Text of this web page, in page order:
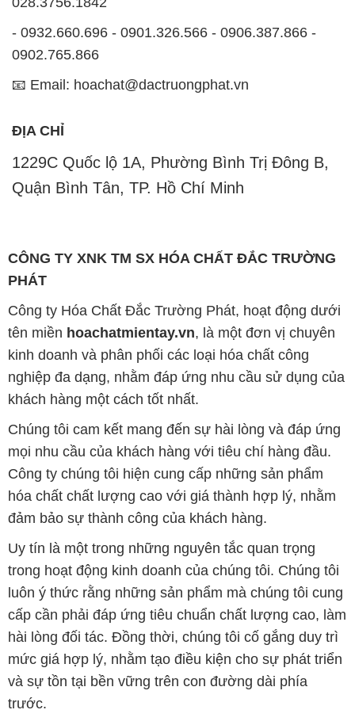
- 0932.660.696 - 0901.326.566 - 0906.387.866 -
0902.765.866
📧 Email: hoachat@dactruongphat.vn
ĐỊA CHỈ
1229C Quốc lộ 1A, Phường Bình Trị Đông B,
Quận Bình Tân, TP. Hồ Chí Minh
CÔNG TY XNK TM SX HÓA CHẤT ĐẮC TRƯỜNG
PHÁT
Công ty Hóa Chất Đắc Trường Phát, hoạt động dưới
tên miền hoachatmientay.vn, là một đơn vị chuyên
kinh doanh và phân phối các loại hóa chất công
nghiệp đa dạng, nhằm đáp ứng nhu cầu sử dụng của
khách hàng một cách tốt nhất.
Chúng tôi cam kết mang đến sự hài lòng và đáp ứng
mọi nhu cầu của khách hàng với tiêu chí hàng đầu.
Công ty chúng tôi hiện cung cấp những sản phẩm
hóa chất chất lượng cao với giá thành hợp lý, nhằm
đảm bảo sự thành công của khách hàng.
Uy tín là một trong những nguyên tắc quan trọng
trong hoạt động kinh doanh của chúng tôi. Chúng tôi
luôn ý thức rằng những sản phẩm mà chúng tôi cung
cấp cần phải đáp ứng tiêu chuẩn chất lượng cao, làm
hài lòng đối tác. Đồng thời, chúng tôi cố gắng duy trì
mức giá hợp lý, nhằm tạo điều kiện cho sự phát triển
và sự tồn tại bền vững trên con đường dài phía
trước.